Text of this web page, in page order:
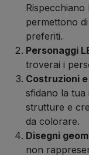
Rispecchiano
permettono
preferiti.
Personaggi
troverai i
Costruzioni
sfidano la tua
strutture e
da colorare.
Disegni
non